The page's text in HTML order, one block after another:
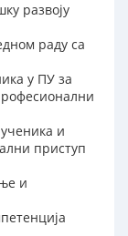
развоју
раду са
у ПУ за
и
приступ
и